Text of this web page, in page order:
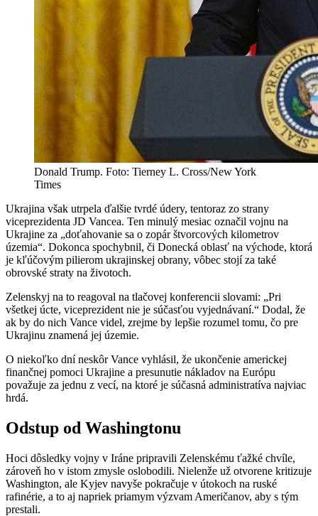
Donald Trump. Foto: Tierney L. Cross/New York
Times
Ukrajina však utrpela ďalšie tvrdé údery, tentoraz zo strany
viceprezidenta JD Vancea. Ten minulý mesiac označil vojnu na
Ukrajine za „doťahovanie sa o zopár štvorcových kilometrov
územia“. Dokonca spochybnil, či Donecká oblasť na východe, ktorá
je kľúčovým pilierom ukrajinskej obrany, vôbec stojí za také
obrovské straty na životoch.
Zelenskyj na to reagoval na tlačovej konferencii slovami: „Pri
všetkej úcte, viceprezident nie je súčasťou vyjednávaní.“ Dodal, že
ak by do nich Vance videl, zrejme by lepšie rozumel tomu, čo pre
Ukrajinu znamená jej územie.
O niekoľko dní neskôr Vance vyhlásil, že ukončenie americkej
finančnej pomoci Ukrajine a presunutie nákladov na Európu
považuje za jednu z vecí, na ktoré je súčasná administratíva najviac
hrdá.
Odstup od Washingtonu
Hoci dôsledky vojny v Iráne pripravili Zelenskému ťažké chvíle,
zároveň ho v istom zmysle oslobodili. Nielenže už otvorene kritizuje
Washington, ale Kyjev navyše pokračuje v útokoch na ruské
rafinérie, a to aj napriek priamym výzvam Američanov, aby s tým
prestali.